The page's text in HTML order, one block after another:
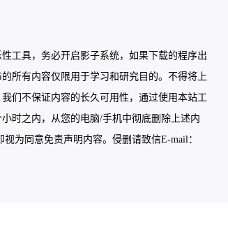
工具，务必开启影子系统，如果下载的程序出
所有内容仅限用于学习和研究目的。不得将上
们不保证内容的长久可用性，通过使用本站工
时之内，从您的电脑/手机中彻底删除上述内
为同意免责声明内容。侵删请致信E-mail：